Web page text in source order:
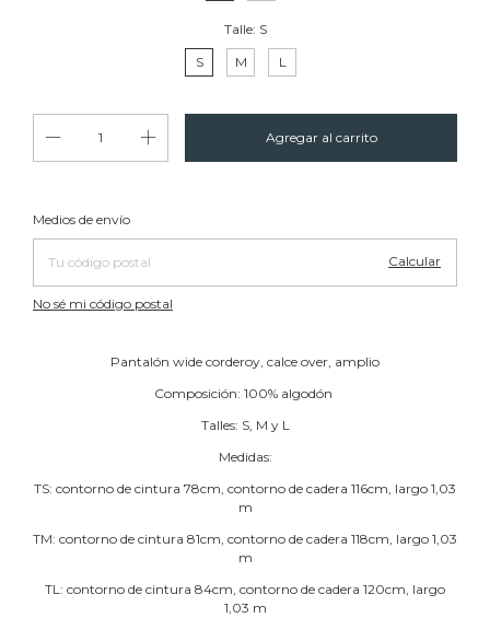
Talle: S
S
M L
Entregas para el CP:
Medios de envío
Calcular
No sé mi código postal
Pantalón wide corderoy, calce over, amplio
Composición: 100% algodón
Talles: S, M y L
Medidas:
TS: contorno de cintura 78cm, contorno de cadera 116cm, largo 1,03
m
TM: contorno de cintura 81cm, contorno de cadera 118cm, largo 1,03
m
TL: contorno de cintura 84cm, contorno de cadera 120cm, largo
1,03 m